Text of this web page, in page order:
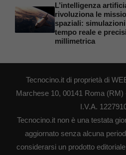
L’intelligenza
rivoluziona le
spaziali:
tempo reale e
millimetrica
Tecnocino.it di proprietà di
Marchese 10, 00141 Roma
I.V.A.
Tecnocino.it non è una testata
aggiornato senza alcuna
considerarsi un prodotto